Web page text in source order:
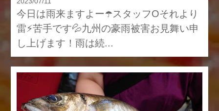
今日は雨来ますよー☂️スタッフOそれより
雷⚡️苦手です💦九州の豪雨被害お見舞い申
し上げます！雨は続...